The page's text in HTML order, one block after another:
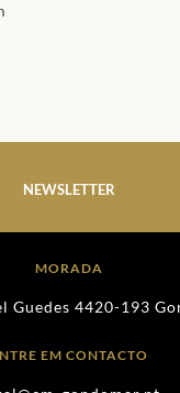
NEWSLETTER
MORADA
Guedes 4420-193
EM CONTACTO